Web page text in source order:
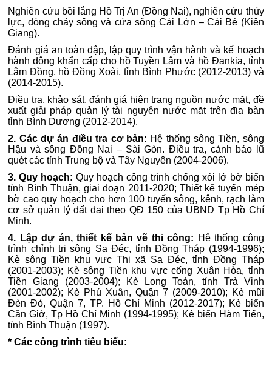
Nghiên cứu bồi lắng Hồ Trị An (Đồng Nai), nghiên cứu thủy
lực, dòng chảy sông và cửa sông Cái Lớn – Cái Bé (Kiên
Giang).
Đánh giá an toàn đập, lập quy trình vận hành và kế hoạch
hành động khẩn cấp cho hồ Tuyền Lâm và hồ Đankia, tỉnh
Lâm Đồng, hồ Đồng Xoài, tỉnh Bình Phước (2012-2013) và
(2014-2015).
Điều tra, khảo sát, đánh giá hiện trạng nguồn nước mặt, đề
xuất giải pháp quản lý tài nguyên nước mặt trên địa bàn
tỉnh Bình Dương (2012-2014).
2. Các dự án điều tra cơ bản: Hệ thống sông Tiền, sông
Hậu và sông Đồng Nai – Sài Gòn. Điều tra, cảnh báo lũ
quét các tỉnh Trung bộ và Tây Nguyên (2004-2006).
3. Quy hoạch:Quy hoạch công trình chống xói lở bờ biển
tỉnh Bình Thuận, giai đoạn 2011-2020; Thiết kế tuyến mép
bờ cao quy hoạch cho hơn 100 tuyến sông, kênh, rạch làm
cơ sở quản lý đất đai theo QĐ 150 của UBND Tp Hồ Chí
Minh.
4. Lập dự án, thiết kế bản vẽ thi công: Hệ thống công
trình chỉnh trị sông Sa Đéc, tỉnh Đồng Tháp (1994-1996);
Kè sông Tiền khu vực Thị xã Sa Đéc, tỉnh Đồng Tháp
(2001-2003); Kè sông Tiền khu vực cống Xuân Hòa, tỉnh
Tiền Giang (2003-2004); Kè Long Toàn, tỉnh Trà Vinh
(2001-2002); Kè Phú Xuân, Quận 7 (2009-2010); Kè mũi
Đèn Đỏ, Quận 7, TP. Hồ Chí Minh (2012-2017); Kè biển
Cần Giờ, Tp Hồ Chí Minh (1994-1995); Kè biển Hàm Tiến,
tỉnh Bình Thuận (1997).
* Các công trình tiêu biểu: